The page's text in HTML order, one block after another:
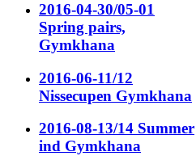
2016-04-30/05-01
Spring pairs,
Gymkhana
2016-06-11/12
Nissecupen Gymkhana
2016-08-13/14 Summer
ind Gymkhana